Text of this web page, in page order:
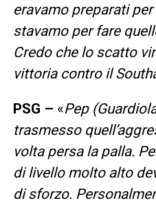
eravamo preparati per
stavamo per fare
Credo che lo scatto
vittoria contro il
PSG – «Pep
trasmesso
volta persa la palla.
di livello molto alto
di sforzo.